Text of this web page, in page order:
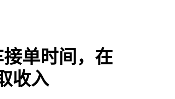
单时间，在
收入